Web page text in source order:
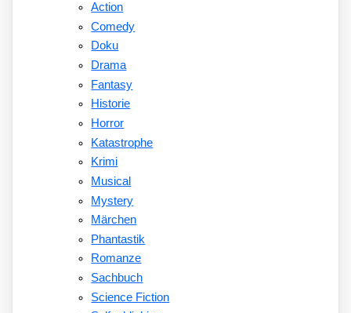
Action
Comedy
Doku
Drama
Fantasy
Historie
Horror
Katastrophe
Krimi
Musical
Mystery
Märchen
Phantastik
Romanze
Sachbuch
Science Fiction